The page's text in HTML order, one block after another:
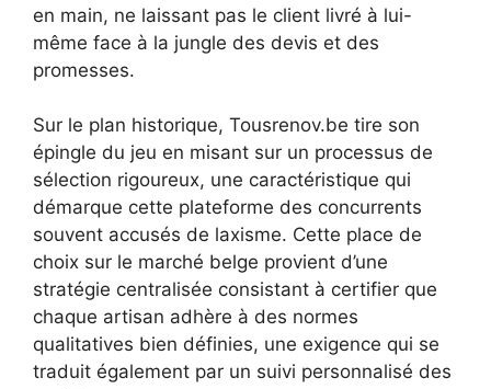
en main, ne laissant pas le client livré à lui-
même face à la jungle des devis et des
promesses.
Sur le plan historique, Tousrenov.be tire son
épingle du jeu en misant sur un processus de
sélection rigoureux, une caractéristique qui
démarque cette plateforme des concurrents
souvent accusés de laxisme. Cette place de
choix sur le marché belge provient d’une
stratégie centralisée consistant à certifier que
chaque artisan adhère à des normes
qualitatives bien définies, une exigence qui se
traduit également par un suivi personnalisé des